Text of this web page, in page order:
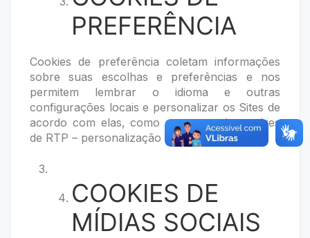
PREFERÊNCIA
Cookies de preferência coletam informações
sobre suas escolhas e preferências e nos
permitem lembrar o idioma e outras
configurações locais e personalizar os Sites de
acordo com elas, como por exemplo cookies
de RTP – personalização de conteúdo;
COOKIES DE
MÍDIAS SOCIAIS